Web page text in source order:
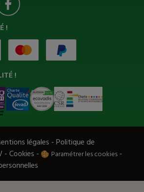
!
!
légales -Politique de
-Cookies - Paramétrer les cookies -